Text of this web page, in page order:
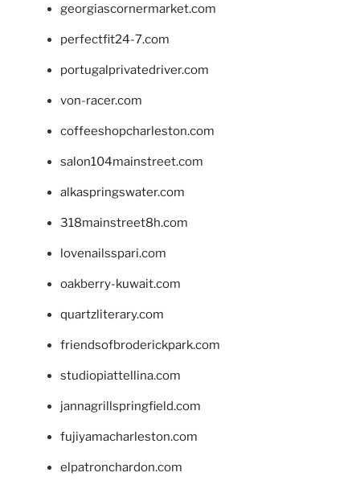
georgiascornermarket.com
perfectfit24-7.com
portugalprivatedriver.com
von-racer.com
coffeeshopcharleston.com
salon104mainstreet.com
alkaspringswater.com
318mainstreet8h.com
lovenailsspari.com
oakberry-kuwait.com
quartzliterary.com
friendsofbroderickpark.com
studiopiattellina.com
jannagrillspringfield.com
fujiyamacharleston.com
elpatronchardon.com